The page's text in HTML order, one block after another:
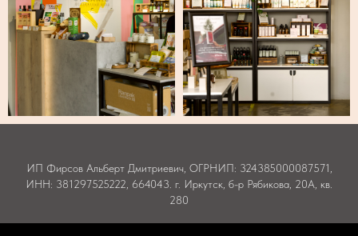
ИП Фирсов Альберт Дмитриевич, ОГРНИП: 324385000087571,
ИНН: 381297525222, 664043. г. Иркутск, б-р Рябикова, 20А, кв.
280